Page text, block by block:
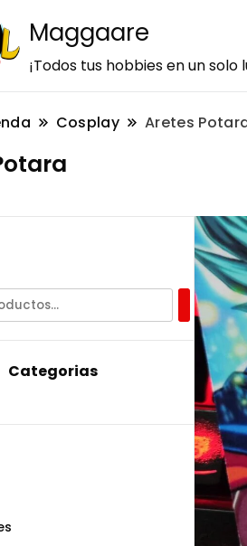
Maggaare
¡Todos tus hobbies en un solo
Cosplay Aretes
Categorias